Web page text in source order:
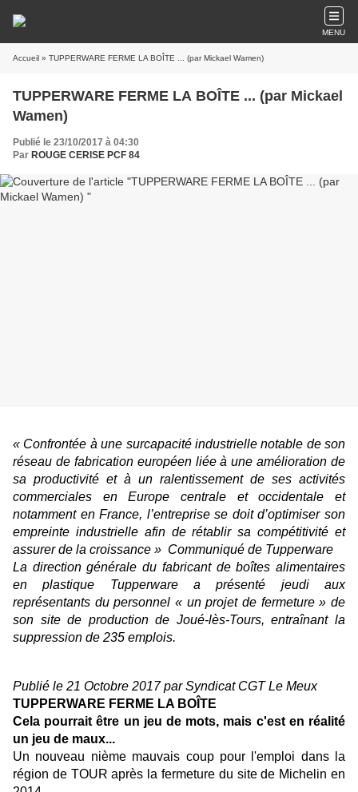
MENU
Accueil » TUPPERWARE FERME LA BOÎTE ... (par Mickael Wamen)
TUPPERWARE FERME LA BOÎTE ... (par Mickael
Wamen)
Publié le 23/10/2017 à 04:30
Par ROUGE CERISE PCF 84
« Confrontée à une surcapacité industrielle notable de son
réseau de fabrication européen liée à une amélioration de
sa productivité et à un ralentissement de ses activités
commerciales en Europe centrale et occidentale et
notamment en France, l’entreprise se doit d’optimiser son
empreinte industrielle afin de rétablir sa compétitivité et
assurer de la croissance » Communiqué de Tupperware
La direction générale du fabricant de boîtes alimentaires
en plastique Tupperware a présenté jeudi aux
représentants du personnel « un projet de fermeture » de
son site de production de Joué-lès-Tours, entraînant la
suppression de 235 emplois.
Publié le 21 Octobre 2017 par Syndicat CGT Le Meux
TUPPERWARE FERME LA BOÎTE
Cela pourrait être un jeu de mots, mais c'est en réalité
un jeu de maux...
Un nouveau nième mauvais coup pour l'emploi dans la
région de TOUR après la fermeture du site de Michelin en